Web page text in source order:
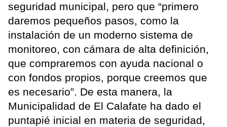
seguridad municipal, pero que “primero
daremos pequeños pasos, como la
instalación de un moderno sistema de
monitoreo, con cámara de alta definición,
que compraremos con ayuda nacional o
con fondos propios, porque creemos que
es necesario”. De esta manera, la
Municipalidad de El Calafate ha dado el
puntapié inicial en materia de seguridad,